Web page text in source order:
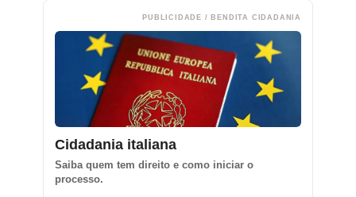
PUBLICIDADE / BENDITA CIDADANIA
Cidadania italiana
Saiba quem tem direito e como iniciar o
processo.